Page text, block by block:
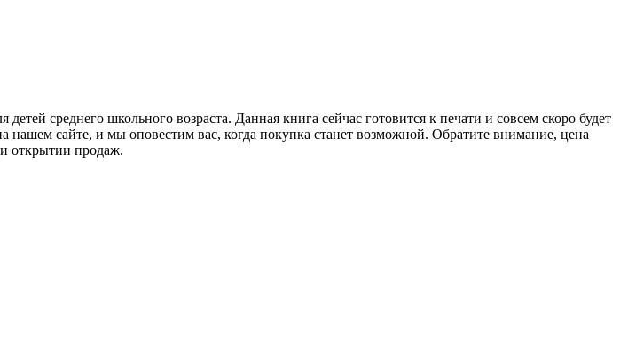
среднего школьного возраста. Данная книга сейчас готовится к печати и совсем скоро будет
нашем сайте, и мы оповестим вас, когда покупка станет возможной. Обратите внимание, цена
открытии продаж.